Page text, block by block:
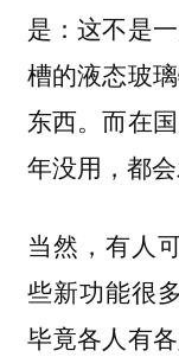
是：这不是
槽的液态玻
东西。而在
年没用，都
当然，有人
些新功能很
毕竟各人有